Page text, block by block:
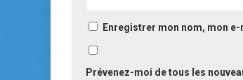
Enregistrer mon nom, mon
Prévenez-moi de tous les